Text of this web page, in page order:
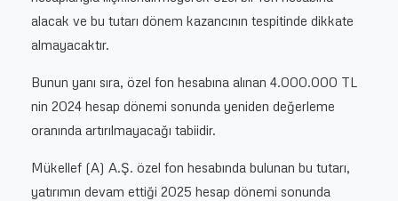
alacak ve bu tutarı dönem kazancının tespitinde dikkate
almayacaktır.
Bunun yanı sıra, özel fon hesabına alınan 4.000.000 TL
nin 2024 hesap dönemi sonunda yeniden değerleme
oranında artırılmayacağı tabiidir.
Mükellef (A) A.Ş. özel fon hesabında bulunan bu tutarı,
yatırımın devam ettiği 2025 hesap dönemi sonunda